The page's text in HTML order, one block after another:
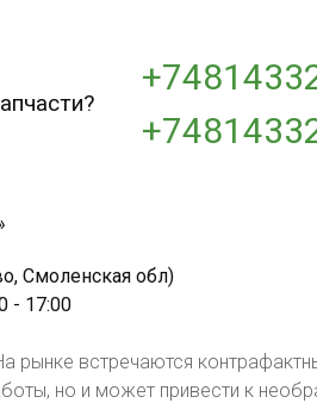
Смоленская обл)
- 17:00
встречаются
но и может привести к